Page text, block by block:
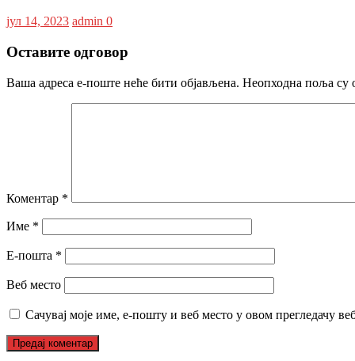
јул 14, 2023 admin 0
Оставите одговор
Ваша адреса е-поште неће бити објављена. Неопходна поља су
Коментар *
Име *
Е-пошта *
Веб место
Сачувај моје име, е-пошту и веб место у овом прегледачу